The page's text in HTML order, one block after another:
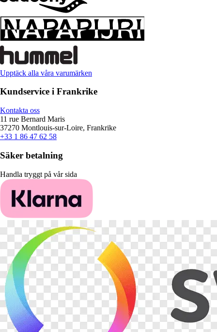
Upptäck alla våra varumärken
Kundservice i Frankrike
Kontakta oss
11 rue Bernard Maris
37270 Montlouis-sur-Loire, Frankrike
+33 1 86 47 62 58
Säker betalning
Handla tryggt på vår sida